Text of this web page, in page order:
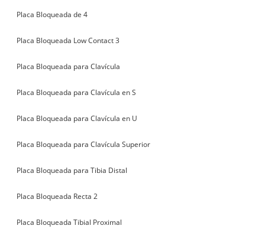
Placa Bloqueada de 4
Placa Bloqueada Low Contact 3
Placa Bloqueada para Clavícula
Placa Bloqueada para Clavícula en S
Placa Bloqueada para Clavícula en U
Placa Bloqueada para Clavícula Superior
Placa Bloqueada para Tibia Distal
Placa Bloqueada Recta 2
Placa Bloqueada Tibial Proximal